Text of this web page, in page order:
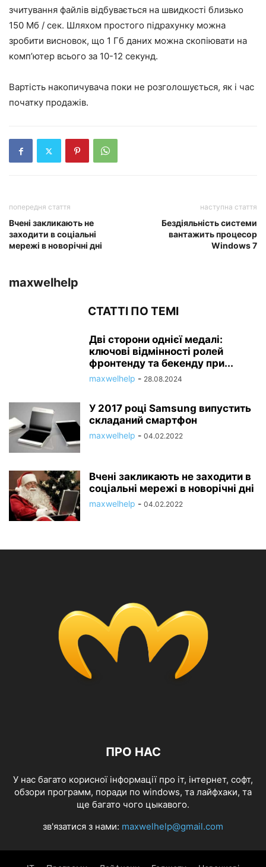
зчитування файлів відбувається на швидкості близько
150 Мб / сек. Шляхом простого підрахунку можна
зробити висновок, що 1 Гб даних можна скопіювати на
комп’ютер всього за 10-12 секунд.
Вартість накопичувача поки не розголошується, як і час
початку продажів.
попередня стаття
Вчені закликають не
заходити в соціальні
мережі в новорічні дні
наступна стаття
Бездіяльність системи
вантажить процесор
Windows 7
maxwelhelp
СТАТТІ ПО ТЕМІ
Дві сторони однієї медалі:
ключові відмінності ролей
фронтенду та бекенду при...
maxwelhelp - 28.08.2024
У 2017 році Samsung випустить
складаний смартфон
maxwelhelp - 04.02.2022
Вчені закликають не заходити в
соціальні мережі в новорічні дні
maxwelhelp - 04.02.2022
ПРО НАС
У нас багато корисної інформації про іт, інтернет, софт,
обзори программ, поради по windows, та лайфхаки, та
ще багато чого цыкавого.
зв'язатися з нами: maxwelhelp@gmail.com